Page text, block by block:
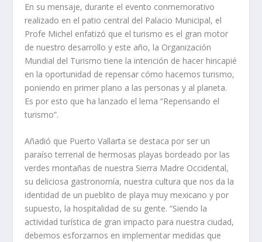
En su mensaje, durante el evento conmemorativo
realizado en el patio central del Palacio Municipal, el
Profe Michel enfatizó que el turismo es el gran motor
de nuestro desarrollo y este año, la Organización
Mundial del Turismo tiene la intención de hacer hincapié
en la oportunidad de repensar cómo hacemos turismo,
poniendo en primer plano a las personas y al planeta.
Es por esto que ha lanzado el lema “Repensando el
turismo”.
Añadió que Puerto Vallarta se destaca por ser un
paraíso terrenal de hermosas playas bordeado por las
verdes montañas de nuestra Sierra Madre Occidental,
su deliciosa gastronomía, nuestra cultura que nos da la
identidad de un pueblito de playa muy mexicano y por
supuesto, la hospitalidad de su gente. “Siendo la
actividad turística de gran impacto para nuestra ciudad,
debemos esforzarnos en implementar medidas que